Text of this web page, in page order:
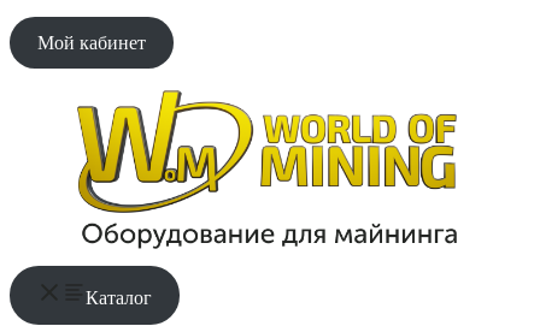
Мой кабинет
Каталог